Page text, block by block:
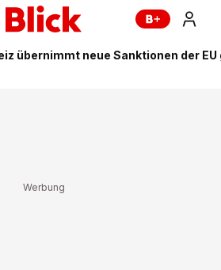
übernimmt neue Sanktionen der EU